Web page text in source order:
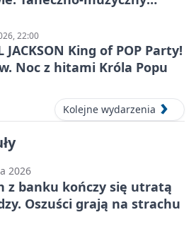
22:00
JACKSON King of POP Party!
Noc z hitami Króla Popu
Kolejne wydarzenia
2026
z banku kończy się utratą
Oszuści grają na strachu